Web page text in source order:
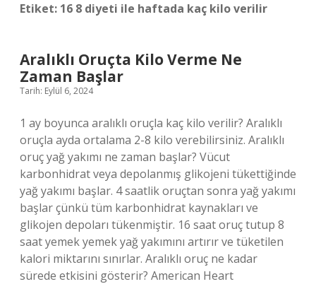
Etiket: 16 8 diyeti ile haftada kaç kilo verilir
Aralıklı Oruçta Kilo Verme Ne
Zaman Başlar
Tarih: Eylül 6, 2024
1 ay boyunca aralıklı oruçla kaç kilo verilir? Aralıklı
oruçla ayda ortalama 2-8 kilo verebilirsiniz. Aralıklı
oruç yağ yakımı ne zaman başlar? Vücut
karbonhidrat veya depolanmış glikojeni tükettiğinde
yağ yakımı başlar. 4 saatlik oruçtan sonra yağ yakımı
başlar çünkü tüm karbonhidrat kaynakları ve
glikojen depoları tükenmiştir. 16 saat oruç tutup 8
saat yemek yemek yağ yakımını artırır ve tüketilen
kalori miktarını sınırlar. Aralıklı oruç ne kadar
sürede etkisini gösterir? American Heart